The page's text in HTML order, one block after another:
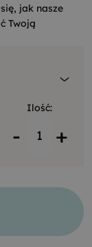
jak nasze
Twoją
Ilość:
- +